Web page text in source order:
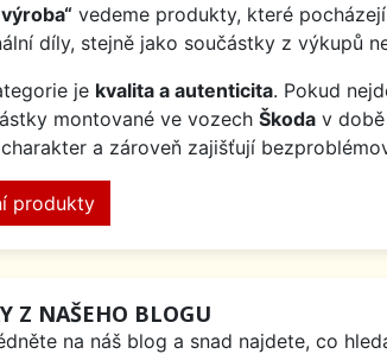
vedeme produkty, které
díly, stejně jako součástky z výkupů
je kvalita a autenticita. Pokud
montované ve vozech Škoda v
a zároveň zajišťují
produkty
Z NAŠEHO BLOGU
na náš blog a snad najdete, co